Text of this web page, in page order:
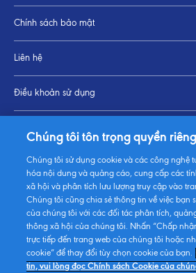
Chính sách bảo mật
Liên hệ
Điều khoản sử dụng
Sơ đồ trang
Chúng tôi tôn trọng quyền
Chúng tôi sử dụng cookie và các công nghệ
hóa nội dung và quảng cáo, cung cấp các
xã hội và phân tích lưu lượng truy cập vào
Chúng tôi cũng chia sẻ thông tin về việc bạn
của chúng tôi với các đối tác phân tích,
thông xã hội của chúng tôi. Nhấn “Chấp
trực tiếp đến trang web của chúng tôi hoặc
cookie” để thay đổi tùy chọn cookie của bạn.
tin, vui lòng đọc Chính sách Cookie của